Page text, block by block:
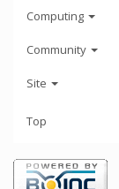
Computing
Community
Site
Top